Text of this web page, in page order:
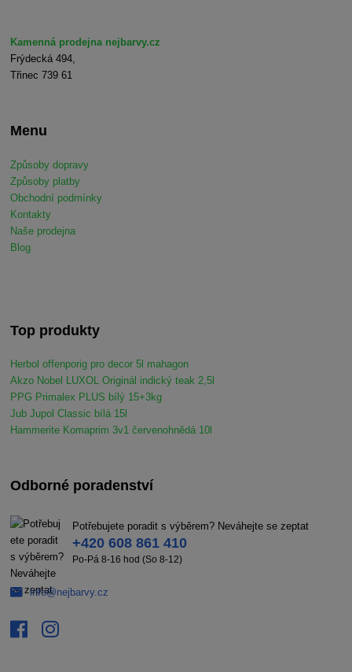
Kamenná prodejna nejbarvy.cz
Frýdecká 494,
Třinec 739 61
Menu
Způsoby dopravy
Způsoby platby
Obchodní podmínky
Kontakty
Naše prodejna
Blog
Top produkty
Herbol offenporig pro decor 5l mahagon
Akzo Nobel LUXOL Originál indický teak 2,5l
PPG Primalex PLUS bílý 15+3kg
Jub Jupol Classic bílá 15l
Hammerite Komaprim 3v1 červenohnědá 10l
Odborné poradenství
Potřebujete poradit s výběrem? Neváhejte se zeptat
+420 608 861 410
Po-Pá 8-16 hod (So 8-12)
info@nejbarvy.cz